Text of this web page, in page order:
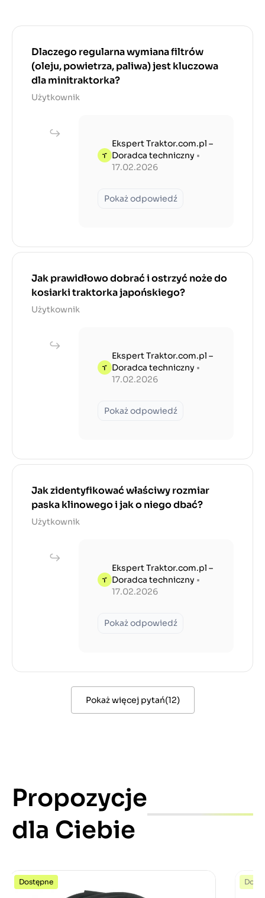
Dlaczego regularna wymiana filtrów
(oleju, powietrza, paliwa) jest kluczowa
dla minitraktorka?
Użytkownik
Ekspert Traktor.com.pl –
Doradca techniczny •
17.02.2026
Pokaż odpowiedź
Jak prawidłowo dobrać i ostrzyć noże do
kosiarki traktorka japońskiego?
Użytkownik
Ekspert Traktor.com.pl –
Doradca techniczny •
17.02.2026
Pokaż odpowiedź
Jak zidentyfikować właściwy rozmiar
paska klinowego i jak o niego dbać?
Użytkownik
Ekspert Traktor.com.pl –
Doradca techniczny •
17.02.2026
Pokaż odpowiedź
Pokaż więcej pytań(12)
Propozycje
dla Ciebie
Dostępne